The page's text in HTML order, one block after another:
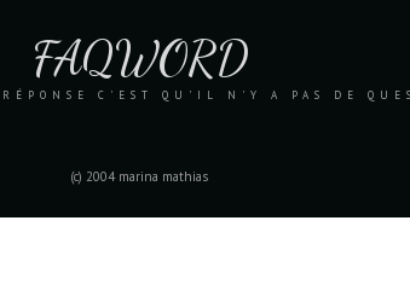
FAQWORD
C'EST QU'IL N'Y A PAS DE
(c) 2004 marina mathias